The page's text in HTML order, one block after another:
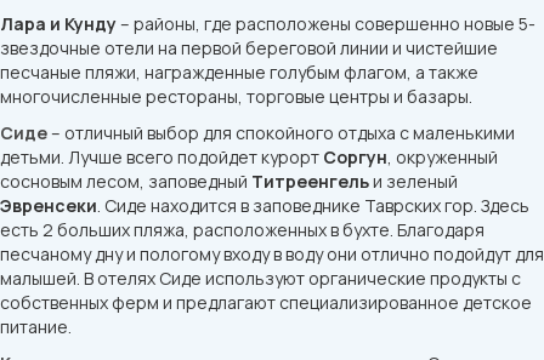
Лара и Кунду– районы, где расположены совершенно новые 5-
звездочные отели на первой береговой линии и чистейшие
песчаные пляжи, награжденные голубым флагом, а также
многочисленные рестораны, торговые центры и базары.
Сиде– отличный выбор для спокойного отдыха с маленькими
детьми. Лучше всего подойдет курорт Соргун , окруженный
сосновым лесом, заповедный Титреенгельи зеленый
Эвренсеки . Сиде находится в заповеднике Таврских гор. Здесь
есть 2 больших пляжа, расположенных в бухте. Благодаря
песчаному дну и пологому входу в воду они отлично подойдут для
малышей. В отелях Сиде используют органические продукты с
собственных ферм и предлагают специализированное детское
питание.